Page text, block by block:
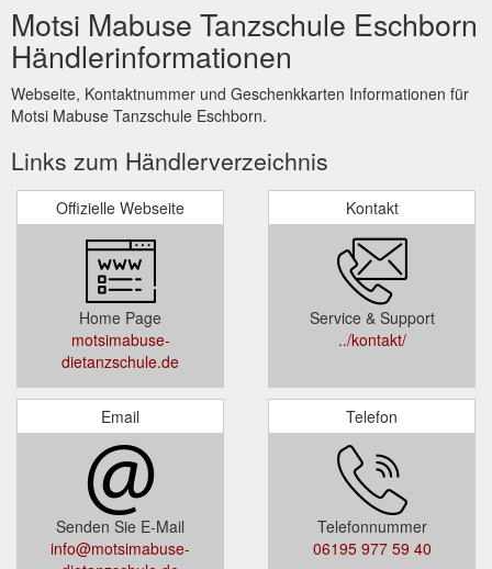
Motsi Mabuse Tanzschule Eschborn
Händlerinformationen
Webseite, Kontaktnummer und Geschenkkarten Informationen für
Motsi Mabuse Tanzschule Eschborn.
Links zum Händlerverzeichnis
Offizielle Webseite
Home Page
motsimabuse-
dietanzschule.de
Kontakt
Service & Support
../kontakt/
Email
Senden Sie E-Mail
info@motsimabuse-
Telefon
Telefonnummer
06195 977 59 40